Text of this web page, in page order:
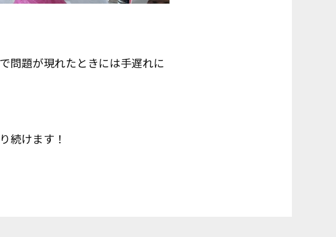
問題が現れたときには手遅れに
続けます！